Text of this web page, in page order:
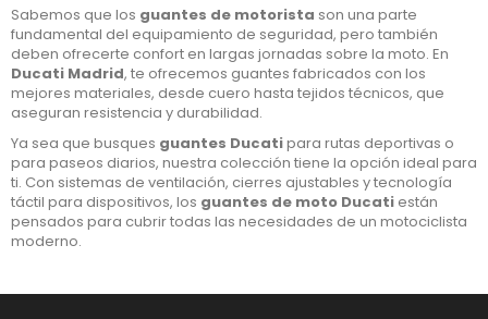
Sabemos que los guantes de motorista son una parte
fundamental del equipamiento de seguridad, pero también
deben ofrecerte confort en largas jornadas sobre la moto. En
Ducati Madrid, te ofrecemos guantes fabricados con los
mejores materiales, desde cuero hasta tejidos técnicos, que
aseguran resistencia y durabilidad.
Ya sea que busques guantes Ducatipara rutas deportivas o
para paseos diarios, nuestra colección tiene la opción ideal para
ti. Con sistemas de ventilación, cierres ajustables y tecnología
táctil para dispositivos, los guantes de moto Ducatiestán
pensados para cubrir todas las necesidades de un motociclista
moderno.